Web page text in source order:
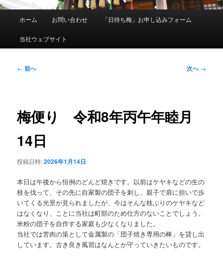
メ
ホーム お問い合わせ 「日待ち梅」お申し込みフォーム
当社ウェブサイト
投
ゲ
ー
ョ
← 前へ 次へ→
梅便り 令和8年丙午年睦月
14日
投稿日時:2026年1月14日
本日は午後から恒例のどんど焼きです。以前はケヤキなどの生の
枝を伐って、その先に自家製の団子を刺し、親子で肩に担いで歩
いてくる光景が見られましたが、今はそんな枝ぶりのケヤキなど
はなくなり、ことに当社は町部のため仕方のないことでしょう。
米粉の団子を自作する家庭も少なくなりました。
当社では苦肉の策として金属製の「団子焼き専用の棒」を貸し出
しています。古き良き風習はなんとか守っていきたいものです。